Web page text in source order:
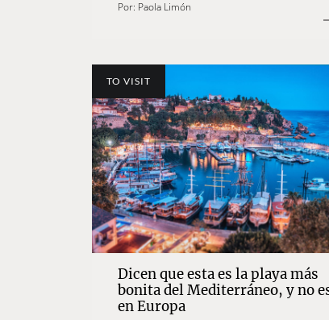
Por: Paola Limón
TO VISIT
Dicen que esta es la playa más
bonita del Mediterráneo, y no
en Europa